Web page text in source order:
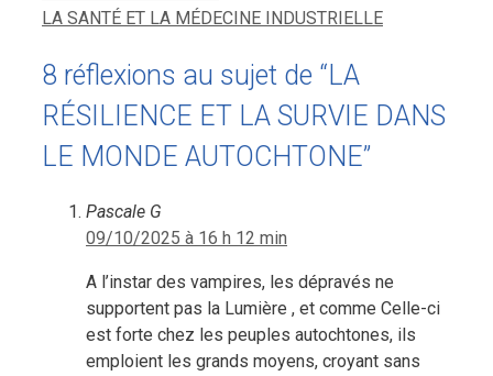
LA SANTÉ ET LA MÉDECINE INDUSTRIELLE
8 réflexions au sujet de “LA
RÉSILIENCE ET LA SURVIE DANS
LE MONDE AUTOCHTONE”
Pascale G
09/10/2025 à 16 h 12 min
A l’instar des vampires, les dépravés ne
supportent pas la Lumière , et comme Celle-ci
est forte chez les peuples autochtones, ils
emploient les grands moyens, croyant sans